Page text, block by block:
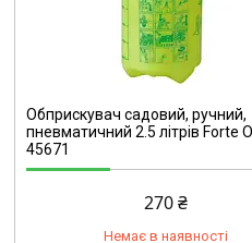
Обприскувач садовий, ручний,
пневматичний 2.5 літрів Forte
45671
270 ₴
Немає в наявності